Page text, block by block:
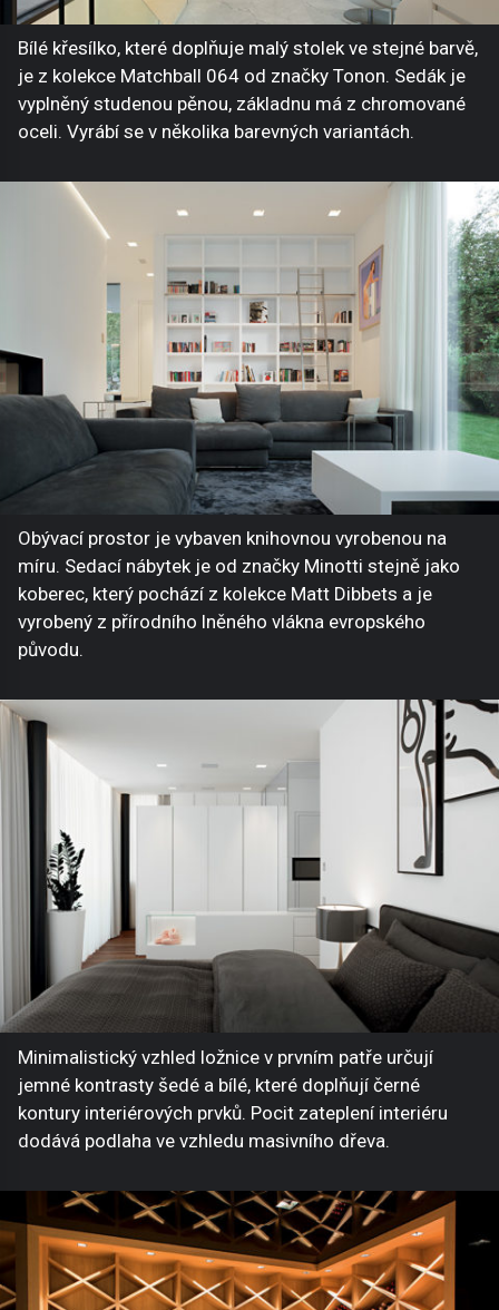
Bílé křesílko, které doplňuje malý stolek ve stejné barvě,
je z kolekce Matchball 064 od značky Tonon. Sedák je
vyplněný studenou pěnou, základnu má z chromované
oceli. Vyrábí se v několika barevných variantách.
Obývací prostor je vybaven knihovnou vyrobenou na
míru. Sedací nábytek je od značky Minotti stejně jako
koberec, který pochází z kolekce Matt Dibbets a je
vyrobený z přírodního lněného vlákna evropského
původu.
Minimalistický vzhled ložnice v prvním patře určují
jemné kontrasty šedé a bílé, které doplňují černé
kontury interiérových prvků. Pocit zateplení interiéru
dodává podlaha ve vzhledu masivního dřeva.